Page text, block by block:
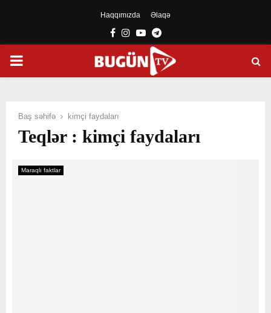
Haqqımızda Əlaqə
Facebook
Instagram
YoutubeTelegram
PRIMARY
Baş səhifə kimçi faydaları
Teqlər : kimçi faydaları
Maraqlı faktlar